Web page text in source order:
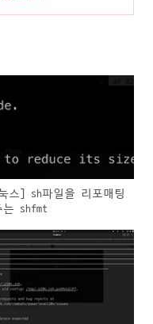
스] sh파일을 리포매팅
는 shfmt